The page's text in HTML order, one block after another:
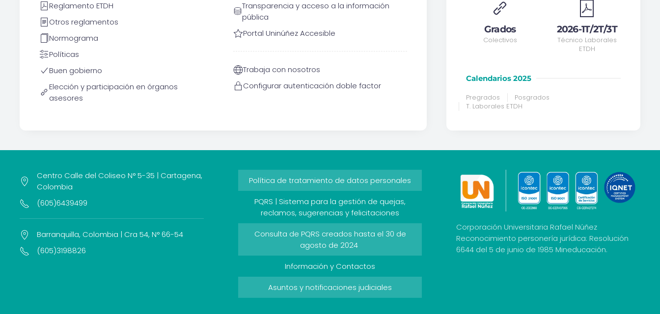
Reglamento ETDH
Otros reglamentos
Normograma
Políticas
Buen gobierno
Elección y participación en órganos
asesores
Transparencia y acceso a la información
pública
Portal Uninúñez Accesible
Trabaja con nosotros
Configurar autenticación doble factor
Grados
Colectivos
2026-1T/2T/3T
Técnico Laborales
ETDH
Calendarios 2025
Pregrados
Posgrados
T. Laborales ETDH
Centro Calle del Coliseo N° 5-35 | Cartagena,
Colombia
(605)6439499
Barranquilla, Colombia | Cra 54, N° 66-54
(605)3198826
Política de tratamiento de datos personales
PQRS | Sistema para la gestión de quejas,
reclamos, sugerencias y felicitaciones
Consulta de PQRS creados hasta el 30 de
agosto de 2024
Información y Contactos
Asuntos y notificaciones judiciales
Corporación Universitaria Rafael Núñez
Reconocimiento personería jurídica: Resolución
6644 del 5 de junio de 1985 Mineducación.